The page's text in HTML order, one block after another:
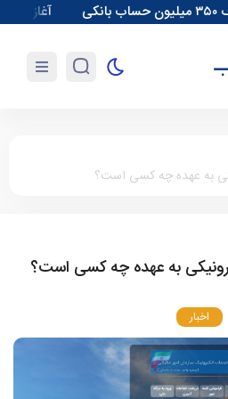
آغاز مقدمات
به عهده چه کسی است؟
به عهده چه کسی است؟
اخبار